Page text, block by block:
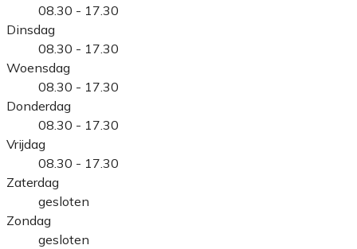
08.30 - 17.30
Dinsdag
08.30 - 17.30
Woensdag
08.30 - 17.30
Donderdag
08.30 - 17.30
Vrijdag
08.30 - 17.30
Zaterdag
gesloten
Zondag
gesloten